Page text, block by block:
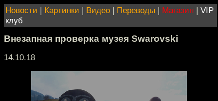
Новости | Картинки | Видео | Переводы | Магазин | VIP
клуб
Внезапная проверка музея Swarovski
14.10.18